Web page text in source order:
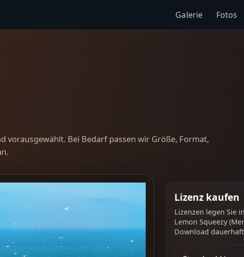
Galerie Fotos
vorausgewählt. Bei Bedarf passen wir Größe, Format,
Lizenz kaufen
Lizenzen legen Sie
Lemon Squeezy
Download